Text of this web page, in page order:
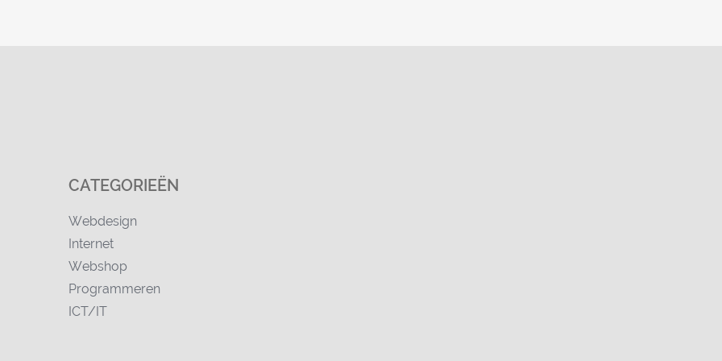
CATEGORIEËN
Webdesign
Internet
Webshop
Programmeren
ICT/IT